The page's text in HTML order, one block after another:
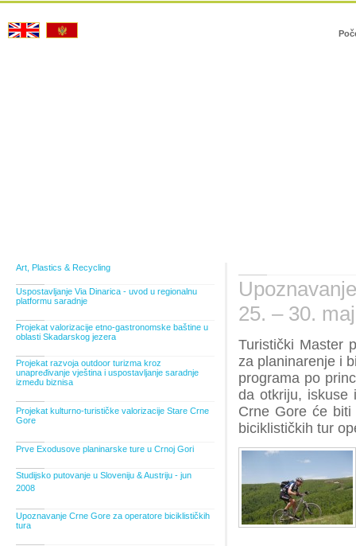
Art, Plastics & Recycling
Uspostavljanje Via Dinarica - uvod u regionalnu
platformu saradnje
Projekat valorizacije etno-gastronomske baštine u
oblasti Skadarskog jezera
Projekat razvoja outdoor turizma kroz
unapređivanje vještina i uspostavljanje saradnje
između biznisa
Projekat kulturno-turističke valorizacije Stare Crne
Gore
Prve Exodusove planinarske ture u Crnoj Gori
Studijsko putovanje u Sloveniju & Austriju - jun
2008
Upoznavanje Crne Gore za operatore biciklističkih
tura
25. – 30.
Turistički Master
za planinarenje i
programa po
da otkriju, iskuse
Crne Gore će biti
biciklističkih tur